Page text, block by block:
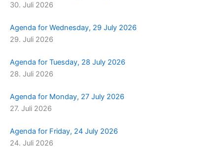
30. Juli 2026
Agenda for Wednesday, 29 July 2026
29. Juli 2026
Agenda for Tuesday, 28 July 2026
28. Juli 2026
Agenda for Monday, 27 July 2026
27. Juli 2026
Agenda for Friday, 24 July 2026
24. Juli 2026